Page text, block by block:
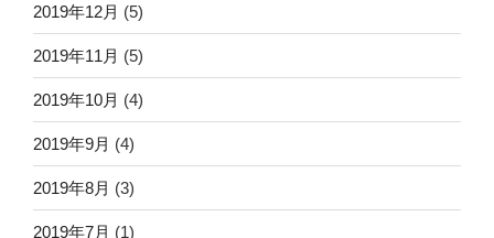
2019年12月 (5)
2019年11月 (5)
2019年10月 (4)
2019年9月 (4)
2019年8月 (3)
2019年7月 (1)